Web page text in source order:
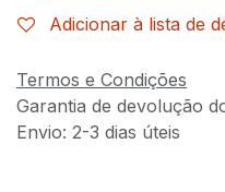
Adicionar à lista de
Termos e Condições
Garantia de devolução
Envio: 2-3 dias úteis